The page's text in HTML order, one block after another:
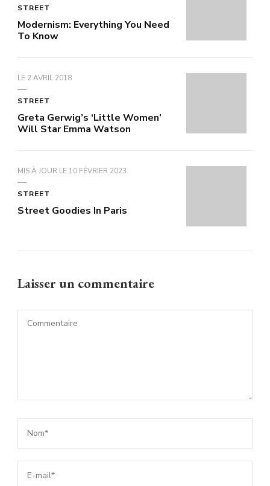
STREET
Modernism: Everything You Need
To Know
LE 2 AVRIL 2018
STREET
Greta Gerwig’s ‘Little Women’
Will Star Emma Watson
MIS À JOUR LE 10 FÉVRIER 2023
STREET
Street Goodies In Paris
Laisser un commentaire